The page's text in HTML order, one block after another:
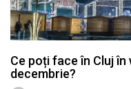
Ce poți face în Cluj
decembrie?